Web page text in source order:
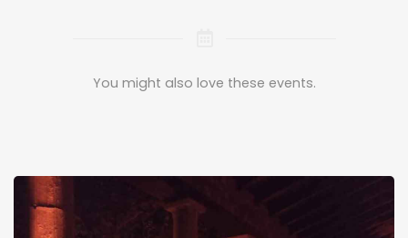
You might also love these events.